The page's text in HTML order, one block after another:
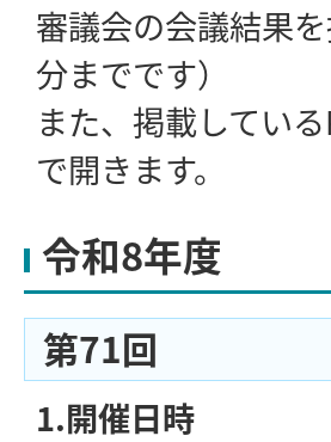
審議会の会議結果
分までです）
また、掲載してい
で開きます。
令和8年度
第71回
1.開催日時